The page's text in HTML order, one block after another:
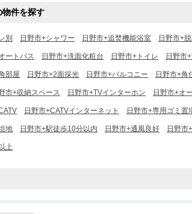
物件を探す
別 日野市+シャワー 日野市+追焚機能浴室 日野市+
ートバス 日野市+洗面化粧台 日野市+トイレ 日野市
部屋 日野市+2面採光 日野市+バルコニー 日野市+角
市+収納スペース 日野市+TVインターホン 日野市+オ
日野市+CATVインターネット 日野市+専用ゴミ置
地 日野市+駅徒歩10分以内 日野市+通風良好 日野市
上